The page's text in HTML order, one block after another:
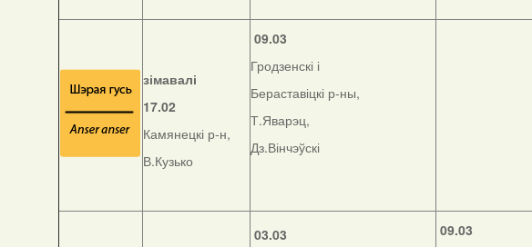
зімавалі
17.02
Камянецкі р-н,
В.Кузько
09.03
Гродзенскі і
Бераставіцкі р-ны,
Т.Яварэц,
Дз.Вінчэўскі
03.03
09.03